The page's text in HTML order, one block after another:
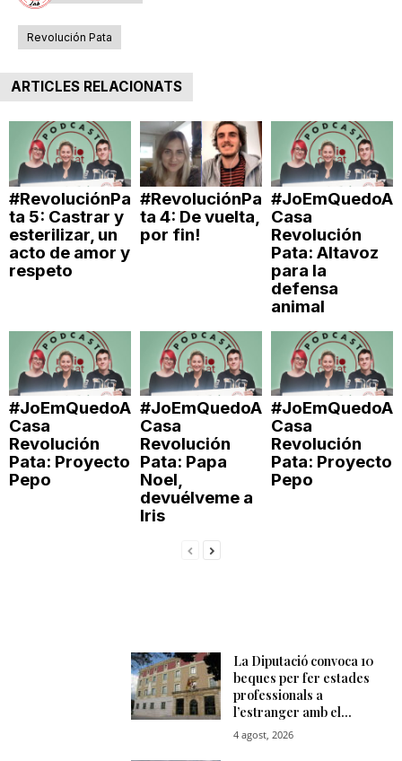
a
Revolución Pata
ARTICLES RELACIONATS
#RevoluciónPa
ta 5: Castrar y
esterilizar, un
acto de amor y
respeto
#RevoluciónPa
ta 4: De vuelta,
por fin!
#JoEmQuedoA
Casa
Revolución
Pata: Altavoz
para la
defensa
animal
#JoEmQuedoA
Casa
Revolución
Pata: Proyecto
Pepo
#JoEmQuedoA
Casa
Revolución
Pata: Papa
Noel,
devuélveme a
Iris
#JoEmQuedoA
Casa
Revolución
Pata: Proyecto
Pepo